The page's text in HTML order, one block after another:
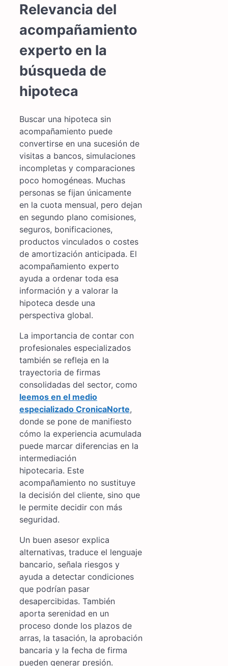
Relevancia del
acompañamiento
experto en la
búsqueda de
hipoteca
Buscar una hipoteca sin
acompañamiento puede
convertirse en una sucesión de
visitas a bancos, simulaciones
incompletas y comparaciones
poco homogéneas. Muchas
personas se fijan únicamente
en la cuota mensual, pero dejan
en segundo plano comisiones,
seguros, bonificaciones,
productos vinculados o costes
de amortización anticipada. El
acompañamiento experto
ayuda a ordenar toda esa
información y a valorar la
hipoteca desde una
perspectiva global.
La importancia de contar con
profesionales especializados
también se refleja en la
trayectoria de firmas
consolidadas del sector, como
leemos en el medio
especializado CronicaNorte,
donde se pone de manifiesto
cómo la experiencia acumulada
puede marcar diferencias en la
intermediación
hipotecaria. Este
acompañamiento no sustituye
la decisión del cliente, sino que
le permite decidir con más
seguridad.
Un buen asesor explica
alternativas, traduce el lenguaje
bancario, señala riesgos y
ayuda a detectar condiciones
que podrían pasar
desapercibidas. También
aporta serenidad en un
proceso donde los plazos de
arras, la tasación, la aprobación
bancaria y la fecha de firma
pueden generar presión.